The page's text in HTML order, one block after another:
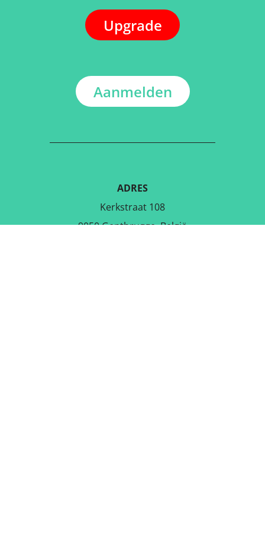
Upgrade
Aanmelden
ADRES
Kerkstraat 108
9050 Gentbrugge, België